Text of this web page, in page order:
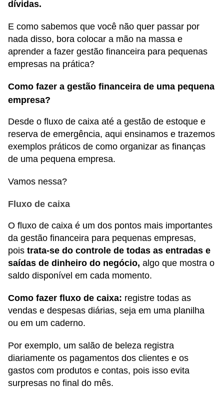
dívidas.
E como sabemos que você não quer passar por
nada disso, bora colocar a mão na massa e
aprender a fazer gestão financeira para pequenas
empresas na prática?
Como fazer a gestão financeira de uma pequena
empresa?
Desde o fluxo de caixa até a gestão de estoque e
reserva de emergência, aqui ensinamos e trazemos
exemplos práticos de como organizar as finanças
de uma pequena empresa.
Vamos nessa?
Fluxo de caixa
O fluxo de caixa é um dos pontos mais importantes
da gestão financeira para pequenas empresas,
pois trata-se do controle de todas as entradas e
saídas de dinheiro do negócio, algo que mostra o
saldo disponível em cada momento.
Como fazer fluxo de caixa: registre todas as
vendas e despesas diárias, seja em uma planilha
ou em um caderno.
Por exemplo, um salão de beleza registra
diariamente os pagamentos dos clientes e os
gastos com produtos e contas, pois isso evita
surpresas no final do mês.